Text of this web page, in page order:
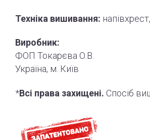
Техніка вишивання:
Виробник:
ФОП Токарєва О.В.
Україна, м. Київ
*Всі права захищені. Спосіб